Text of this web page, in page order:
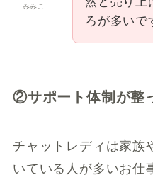
みみこ
ろが多いで
②サポート体制が整
チャットレディは家族
いている人が多いお仕